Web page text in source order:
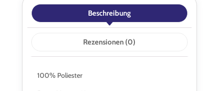
Beschreibung
Rezensionen (0)
100% Poliester